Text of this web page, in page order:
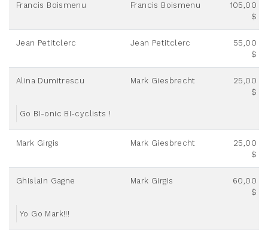
Francis Boismenu Francis Boismenu
105,00
$
Jean Petitclerc Jean Petitclerc
55,00
$
Alina Dumitrescu Mark Giesbrecht
25,00
$
Go BI-onic BI-cyclists !
Mark Girgis Mark Giesbrecht
25,00
$
Ghislain Gagne Mark Girgis
60,00
$
Yo Go Mark!!!